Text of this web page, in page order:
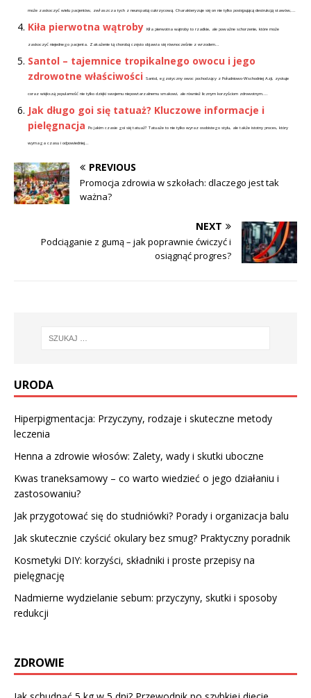
może zaskoczyć wielu pacjentów, zwłaszcza tych z neuropatią cukrzycową. Charakteryzuje się on nie tylko postępującą destrukcją stawów,...
Kiła pierwotna wątroby Kiła pierwotna wątroby to rzadkie, ale poważne schorzenie, które może
zaskoczyć niejednego pacjenta. Zakażenie tą chorobą często objawia się równocześnie z wrzodem...
Santol – tajemnice tropikalnego owocu i jego
zdrowotne właściwości
Santol, egzotyczny owoc pochodzący z Południowo-Wschodniej Azji, zyskuje
coraz większą popularność nie tylko dzięki swojemu niepowtarzalnemu smakowi, ale również licznym korzyściom zdrowotnym....
Jak długo goi się tatuaż? Kluczowe informacje i
pielęgnacja
Po jakim czasie goi się tatuaż? Tatuaże to nie tylko wyraz osobistego stylu, ale także istotny proces, który
wymaga czasu i odpowiedniej...
PREVIOUS
Promocja zdrowia w szkołach: dlaczego jest tak
ważna?
NEXT
Podciąganie z gumą – jak poprawnie ćwiczyć i
osiągnąć progres?
URODA
Hiperpigmentacja: Przyczyny, rodzaje i skuteczne metody
leczenia
Henna a zdrowie włosów: Zalety, wady i skutki uboczne
Kwas traneksamowy – co warto wiedzieć o jego działaniu i
zastosowaniu?
Jak przygotować się do studniówki? Porady i organizacja balu
Jak skutecznie czyścić okulary bez smug? Praktyczny poradnik
Kosmetyki DIY: korzyści, składniki i proste przepisy na
pielęgnację
Nadmierne wydzielanie sebum: przyczyny, skutki i sposoby
redukcji
ZDROWIE